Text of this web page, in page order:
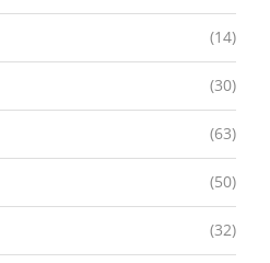
(14)
(30)
(63)
(50)
(32)